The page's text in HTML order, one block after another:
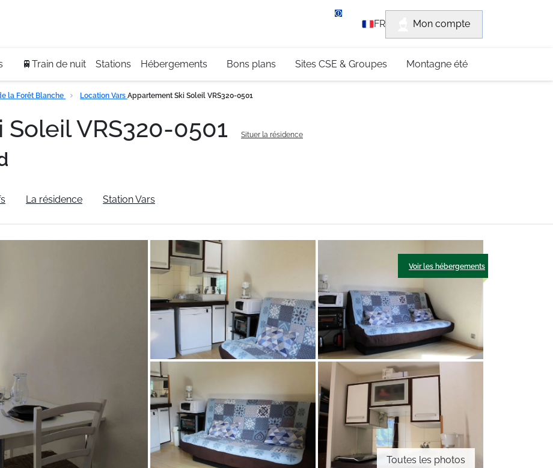
+33 (0)4 79 96 30 69
FR Mon compte
🚆Train de nuit Stations Hébergements Bons plans Sites CSE & Groupes Montagne été
la Forêt Blanche Location Vars Appartement Ski Soleil VRS320-0501
VRS320-0501 Situer la résidence
La résidence Station Vars
Toutes les photos
Voir les hébergements